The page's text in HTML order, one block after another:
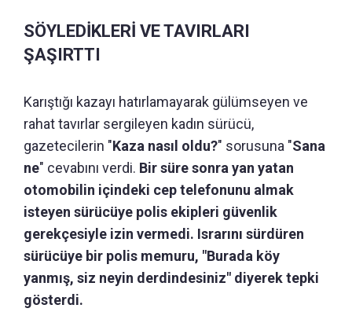
SÖYLEDİKLERİ VE TAVIRLARI
ŞAŞIRTTI
Karıştığı kazayı hatırlamayarak gülümseyen ve
rahat tavırlar sergileyen kadın sürücü,
gazetecilerin "Kaza nasıl oldu?" sorusuna "Sana
ne" cevabını verdi. Bir süre sonra yan yatan
otomobilin içindeki cep telefonunu almak
isteyen sürücüye polis ekipleri güvenlik
gerekçesiyle izin vermedi. Israrını sürdüren
sürücüye bir polis memuru, "Burada köy
yanmış, siz neyin derdindesiniz" diyerek tepki
gösterdi.